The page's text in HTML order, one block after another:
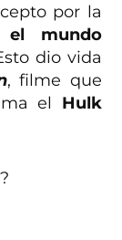
por la
el mundo
dio vida
, filme que
el Hulk